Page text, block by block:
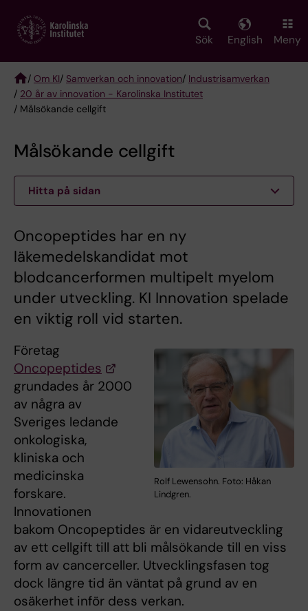
main
Sök English Meny
Breadcrumb
/ Om KI/ Samverkan och innovation/ Industrisamverkan
/ 20 år av innovation - Karolinska Institutet
/ Målsökande cellgift
Målsökande cellgift
Hitta på sidan
Oncopeptides har en ny
läkemedelskandidat mot
blodcancerformen multipelt myelom
under utveckling. KI Innovation spelade
en viktig roll vid starten.
Rolf Lewensohn. Foto: Håkan
Lindgren.
Företag
Oncopeptides
grundades år 2000
av några av
Sveriges ledande
onkologiska,
kliniska och
medicinska
forskare.
Innovationen
bakom Oncopeptides är en vidareutveckling
av ett cellgift till att bli målsökande till en viss
form av cancerceller. Utvecklingsfasen tog
dock längre tid än väntat på grund av en
osäkerhet inför dess verkan.